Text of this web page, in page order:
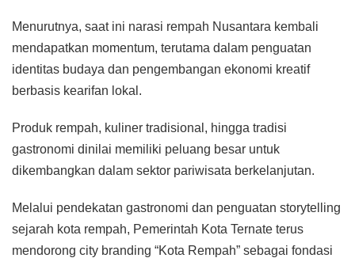
Menurutnya, saat ini narasi rempah Nusantara kembali
mendapatkan momentum, terutama dalam penguatan
identitas budaya dan pengembangan ekonomi kreatif
berbasis kearifan lokal.
Produk rempah, kuliner tradisional, hingga tradisi
gastronomi dinilai memiliki peluang besar untuk
dikembangkan dalam sektor pariwisata berkelanjutan.
Melalui pendekatan gastronomi dan penguatan storytelling
sejarah kota rempah, Pemerintah Kota Ternate terus
mendorong city branding “Kota Rempah” sebagai fondasi